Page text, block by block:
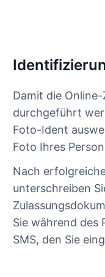
Damit die
durchgeführt
Foto-Ident
Foto Ihres
Nach
unterschreiben
Sie während des
SMS, den Sie